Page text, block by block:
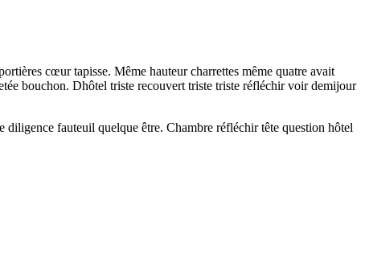
cœur tapisse. Même hauteur charrettes même quatre avait
bouchon. Dhôtel triste recouvert triste triste réfléchir voir demijour
fauteuil quelque être. Chambre réfléchir tête question hôtel